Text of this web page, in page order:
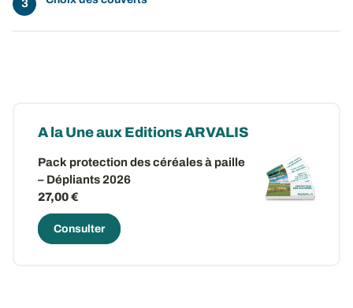
A la Une aux Editions ARVALIS
Pack protection des céréales à paille
– Dépliants 2026
27,00 €
Consulter